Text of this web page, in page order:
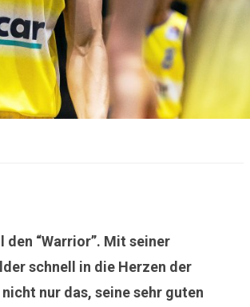
den “Warrior”. Mit seiner
schnell in die Herzen der
nur das, seine sehr guten